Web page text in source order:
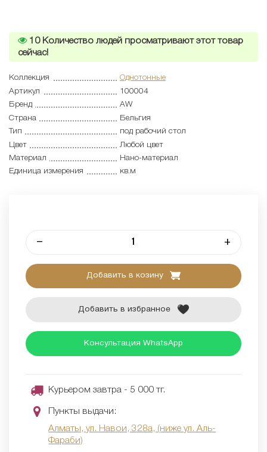
10Количество людей просматривают этот товар
сейчас!
Коллекция
Однотонные
Артикул
100004
Бренд
AW
Страна
Бельгия
Тип
под рабочий стол
Цвет
Любой цвет
Материал
Нано-материал
Единица измерения
кв.м
– +
Добавить в козину
Добавить в избранное
Консультация WhatsApp
Курьером завтра - 5 000 тг.
Пункты выдачи:
Алматы, ул. Навои, 328а, (ниже ул. Аль-
Фараби)